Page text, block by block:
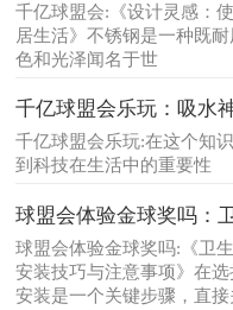
千亿球盟会:《设计灵感：
居生活》不锈钢是一种既
色和光泽闻名于世
千亿球盟会乐玩:在这个知
到科技在生活中的重要性
球盟会体验金球奖吗:《卫
安装技巧与注意事项》在
安装是一个关键步骤，直